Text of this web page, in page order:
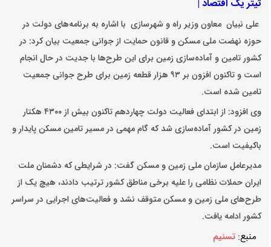
تیتر یک اقتصاد |
علی نبیان معاون وزیر راه و شهرسازی با اشاره به برنامه‌های دولت در
حوزه نهضت ملی مسکن و قانون حمایت از جوانی جمعیت بیان کرد: در
کشور تامین و آماده‌سازی زمین برای این طرح‌ها با جدیت در حال انجام
است و تاکنون افزون بر ۹۳ هزار قطعه زمین برای طرح جوانی جمعیت
تامین شده است.
وی افزود: از ابتدای فعالیت دولت چهاردهم تاکنون بیش از ۴۳۰۰ هکتار
زمین در کشور آماده‌سازی شد که گام مهمی در مسیر تامین مسکن پایدار و
باکیفیت است.
مدیرعامل سازمان ملی زمین و مسکن گفت: در شرایطی که دشمنان ملت
ایران حملات نظامی را علیه برخی مناطق کشور ترتیب دادند، هیچ یک از
طرح‌های ملی زمین و مسکن متوقف نشد و فعالیت‌های اجرایی در سراسر
کشور ادامه یافت.
منبع: تسنیم